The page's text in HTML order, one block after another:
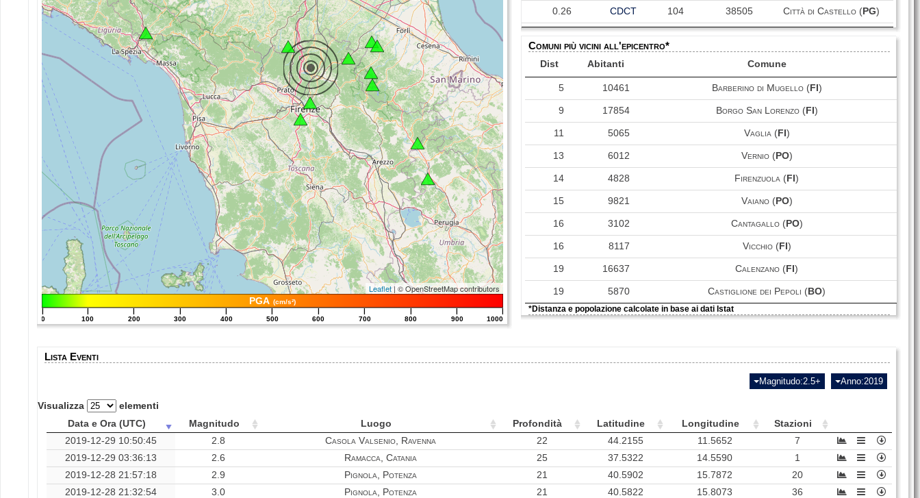
Leaflet | © OpenStreetMap contributors
PGA (cm/s²)
|
0
|
100
|
200
|
300
|
400
|
500
|
600
|
700
|
800
|
900
|
1000
0.26 CDCT 104 38505 Città di Castello ( PG)
0.25 MDG 43 4326 Modigliana (FC)
0.06 STF 41 4018 Santa Sofia (FC)
0.02 AUL 109 10719 Aulla (MS)
0.01 SSO 84 15227 Sansepolcro (AR)
0.01 BVT 137 6723 Borgo Val di Taro (PR)
Comuni più vicini all'epicentro*
Dist Abitanti Comune
5 10461 Barberino di Mugello (FI )
9 17854 Borgo San Lorenzo (FI )
11 5065 Vaglia (FI )
13 6012 Vernio (PO)
14 4828 Firenzuola ( FI)
15 9821 Vaiano (PO)
16 3102 Cantagallo (PO)
16 8117 Vicchio (FI )
19 16637 Calenzano ( FI)
19 5870 Castiglione dei Pepoli ( BO)
*Distanza e popolazione calcolate in base ai dati Istat
Lista Eventi
Magnitudo:2.5+ Anno:2019
Visualizza
elementi
Data e Ora (UTC)
Magnitudo Luogo Profondità Latitudine Longitudine
Stazioni
2019-12-29 10:50:45
2.8 Casola Valsenio, Ravenna 22 44.2155 11.5652
7
2019-12-29 03:36:13
2.6 Ramacca, Catania 25 37.5322 14.5590
1
2019-12-28 21:57:18
2.9 Pignola, Potenza 21 40.5902 15.7872
20
2019-12-28 21:32:54
3.0 Pignola, Potenza 21 40.5822 15.8073
36